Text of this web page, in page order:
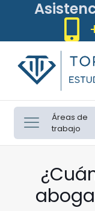
Áreas de
trabajo